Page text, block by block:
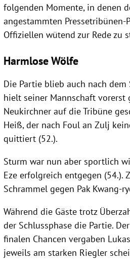
folgenden Momente, in denen
angestammten
Offiziellen wütend zur Rede zu
Harmlose Wölfe
Die Partie blieb auch nach
hielt seiner Mannschaft vorerst
Neukirchner auf die Tribüne
Heiß, der nach Foul an Zulj
quittiert (52.).
Sturm war nun aber sportlich
Eze erfolgreich entgegen
Schrammel gegen Pak Kwang-
Während die Gäste trotz
der Schlussphase die Partie.
finalen Chancen vergaben
jeweils am starken Riegler